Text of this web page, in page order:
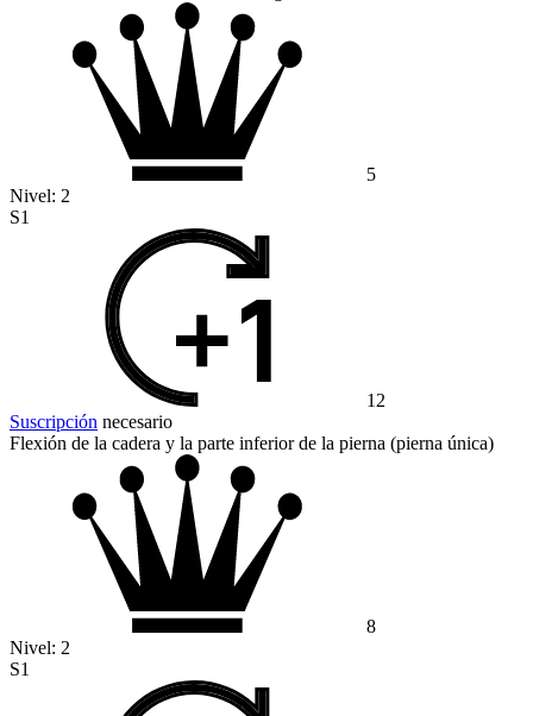
5
Nivel: 2
S1
12
Suscripción necesario
Flexión de la cadera y la parte inferior de la pierna (pierna única)
8
Nivel: 2
S1